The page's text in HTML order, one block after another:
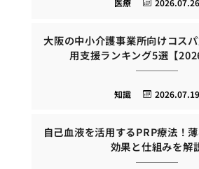
2026.07.26
医療
大阪の中小介護事業所向けコス
用支援ランキング5選【
2026.07.19
知識
自己血液を活用するPRP療法！
効果と仕組みを解